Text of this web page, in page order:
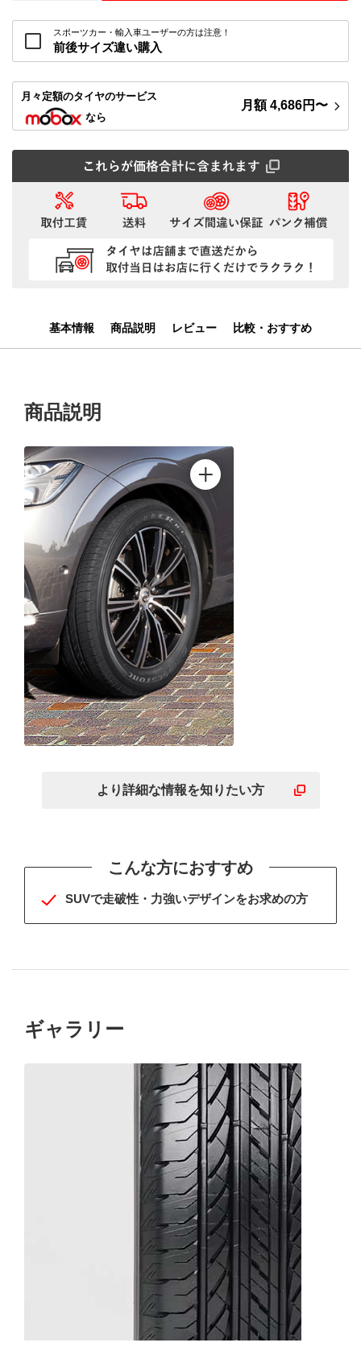
スポーツカー・輸入車ユーザーの方は注意！
前後サイズ違い購入
月々定額のタイヤのサービス
なら
月額4,686円〜
基本情報 商品説明 レビュー 比較・おすすめ
商品説明
と静粛性で上質な走りを
より詳細な情報を知りたい方
こんな方におすすめ
SUVで走破性・力強いデザインをお求めの方
ギャラリー